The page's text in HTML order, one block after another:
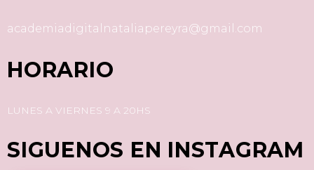
academiadigitalnataliapereyra@gmail.com
HORARIO
LUNES A VIERNES 9 A 20HS
SIGUENOS EN INSTAGRAM